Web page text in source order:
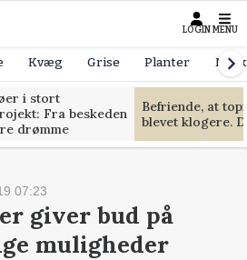
LOGIN MENU
Kvæg Grise Planter
i stort
Fra beskeden
drømme
Befriende, at
blevet klogere.
07:23
giver bud på
muligheder